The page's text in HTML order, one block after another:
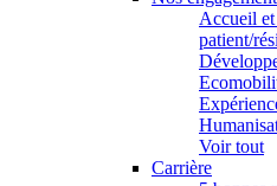
Accueil et
patient/
Voir tout
Carrière